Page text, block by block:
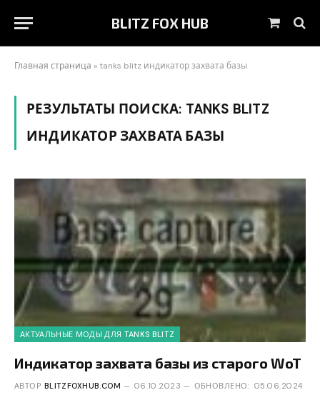
BLITZ FOX HUB Корзина
Главная страница » tanks blitz индикатор захвата базы
РЕЗУЛЬТАТЫ ПОИСКА: TANKS BLITZ
ИНДИКАТОР ЗАХВАТА БАЗЫ
АКТУАЛЬНЫЕ МОДЫ ДЛЯ TANKS BLITZ
Индикатор захвата базы из старого WoT
АВТОР BLITZFOXHUB.COM 06.10.2023 ОБНОВЛЕНО: 05.06.2024